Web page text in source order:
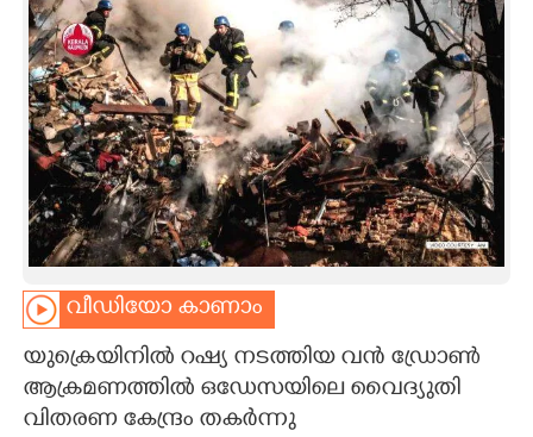
SPIRITUAL
INFO+
ART
ASTRO
CARTOONS
LITERATURE
വീഡിയോ കാണാം
യുക്രെയിനിൽ റഷ്യ നടത്തിയ വൻ ഡ്രോൺ
ആക്രമണത്തിൽ ഒഡേസയിലെ വൈദ്യുതി
വിതരണ കേന്ദ്രം തകർന്നു